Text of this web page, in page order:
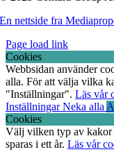
En nettside fra
Page load link
Cookies
Webbsidan använder
alla. För att välja vilka
"Inställningar". Läs vår
InställningarNeka alla
Cookies
Välj vilken typ av kakor
sparas i ett år. Läs vår